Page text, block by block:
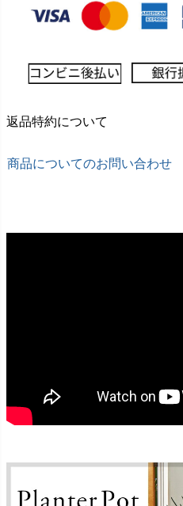
返品特約について
商品についてのお問い合わせ